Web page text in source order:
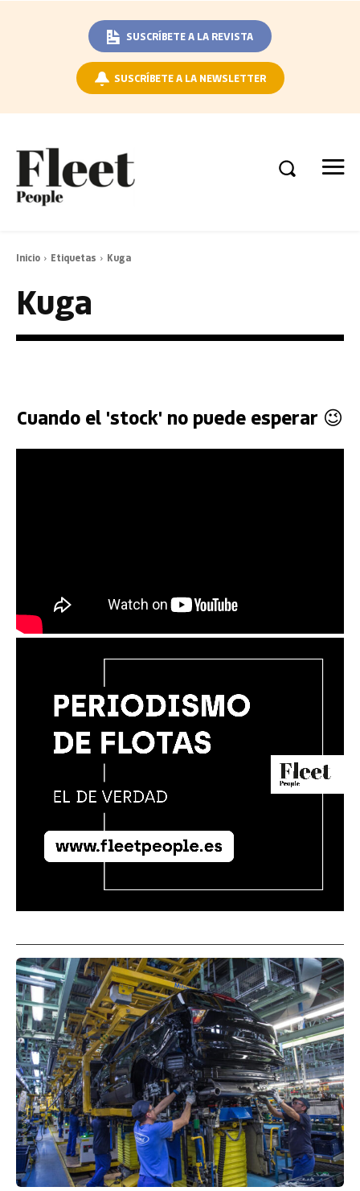
SUSCRÍBETE A LA REVISTA
SUSCRÍBETE A LA NEWSLETTER
Inicio Etiquetas Kuga
Kuga
Cuando el 'stock' no puede esperar 😉